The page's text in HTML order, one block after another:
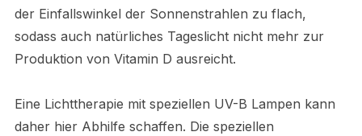
der Einfallswinkel der Sonnenstrahlen zu flach,
sodass auch natürliches Tageslicht nicht mehr zur
Produktion von Vitamin D ausreicht.
Eine Lichttherapie mit speziellen UV-B Lampen kann
daher hier Abhilfe schaffen. Die speziellen